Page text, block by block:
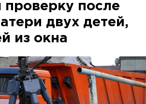
проверку после
двух детей,
из окна